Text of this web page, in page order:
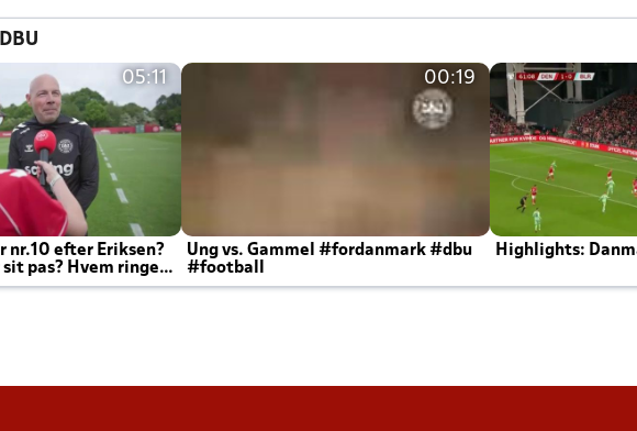
05:11
nr.10 efter Eriksen?
pas? Hvem ringer
efter kampe?
00:19
Ung vs. Gammel #fordanmark #dbu
#football
Highlights: